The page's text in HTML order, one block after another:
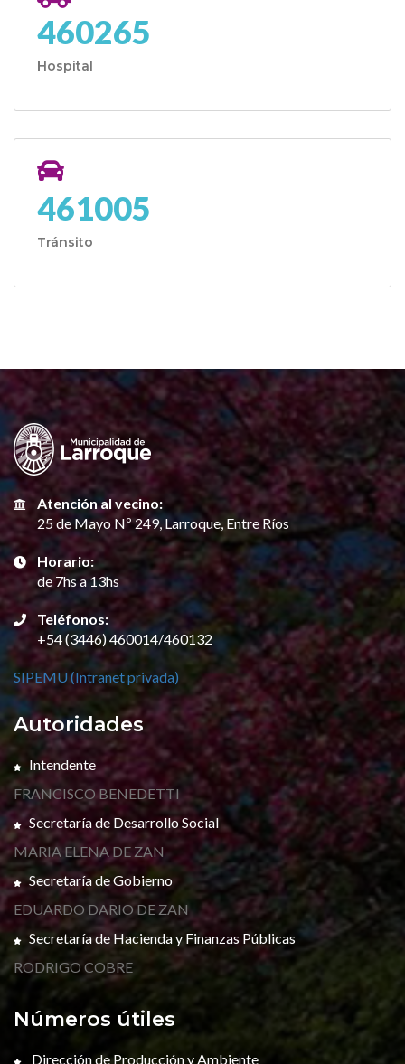
460265
Hospital
461005
Tránsito
Atención al vecino:
25 de Mayo Nº 249, Larroque, Entre Ríos
Horario:
de 7hs a 13hs
Teléfonos:
+54 (3446) 460014/460132
SIPEMU (Intranet privada)
Autoridades
Intendente
FRANCISCO BENEDETTI
Secretaría de Desarrollo Social
MARIA ELENA DE ZAN
Secretaría de Gobierno
EDUARDO DARIO DE ZAN
Secretaría de Hacienda y Finanzas Públicas
RODRIGO COBRE
Números útiles
Dirección de Producción y Ambiente